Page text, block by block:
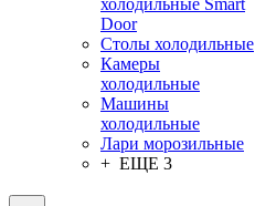
холодильные Smart
Door
Столы холодильные
Камеры
холодильные
Машины
холодильные
Лари морозильные
+ ЕЩЕ 3